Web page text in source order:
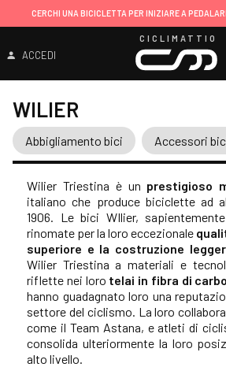
CERCHI UNA BICICLETTA PER INIZIARE A
ACCEDI
CICLIMATTIO
WILIER
Abbigliamento bici Accessori
Wilier Triestina è un prestigioso
italiano che produce biciclette ad
1906. Le bici WIlier,
rinomate per la loro eccezionale
superiore e la costruzione
Wilier Triestina a materiali e
riflette nei loro telai in fibra di
hanno guadagnato loro una
settore del ciclismo. La loro
come il Team Astana, e atleti di
consolida ulteriormente la loro
alto livello.